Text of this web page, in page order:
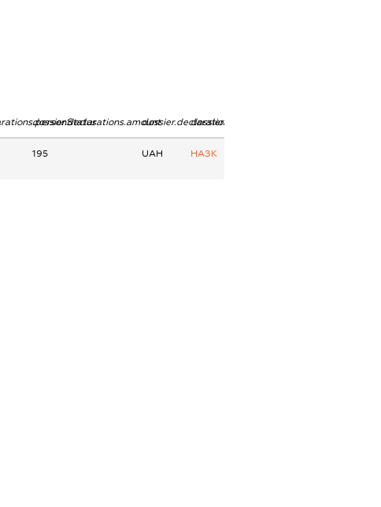
dossier.declarations.amountdossier.declarations.currency
dossier.declarations.source
195 UAH НАЗК